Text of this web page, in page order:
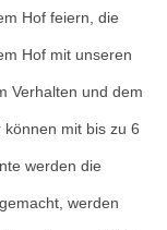
Hof feiern, die
Hof mit unseren
Verhalten und dem
mit bis zu 6
werden die
werden